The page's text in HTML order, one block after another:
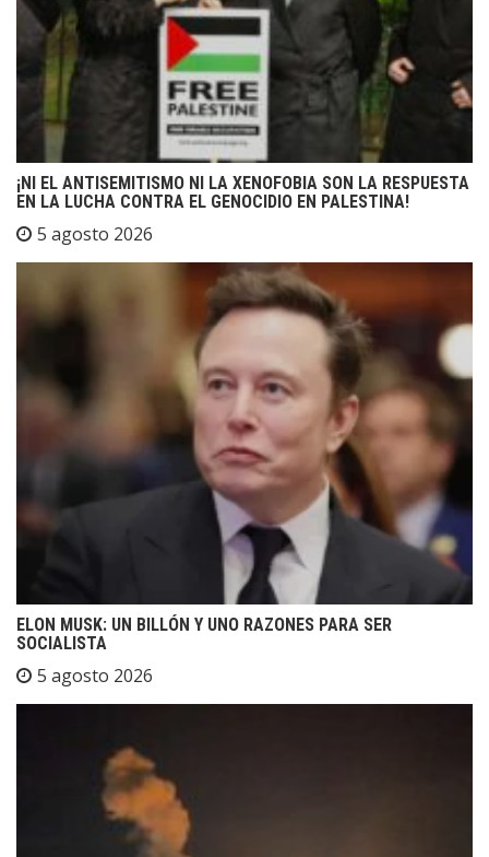
¡NI EL ANTISEMITISMO NI LA XENOFOBIA SON LA RESPUESTA
EN LA LUCHA CONTRA EL GENOCIDIO EN PALESTINA!
5 agosto 2026
ELON MUSK: UN BILLÓN Y UNO RAZONES PARA SER
SOCIALISTA
5 agosto 2026